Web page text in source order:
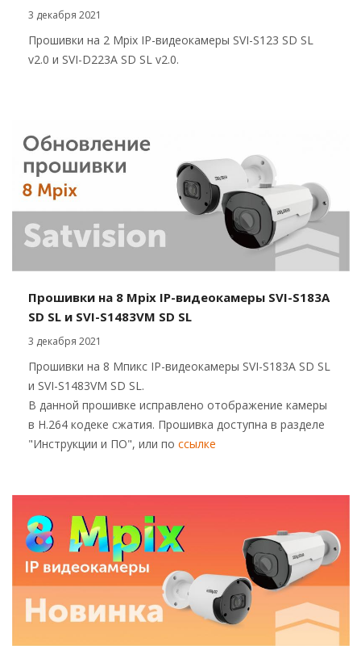
3 декабря 2021
Прошивки на 2 Mpix IP-видеокамеры SVI-S123 SD SL
v2.0 и SVI-D223A SD SL v2.0.
Прошивки на 8 Mpix IP-видеокамеры SVI-S183A
SD SL и SVI-S1483VM SD SL
3 декабря 2021
Прошивки на 8 Мпикс IP-видеокамеры SVI-S183A SD SL
и SVI-S1483VM SD SL.
В данной прошивке исправлено отображение камеры
в H.264 кодеке сжатия. Прошивка доступна в разделе
"Инструкции и ПО", или по ссылке